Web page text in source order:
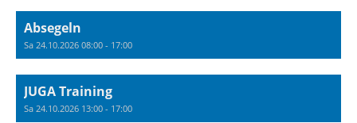
Absegeln
Sa 24.10.2026 08:00 - 17:00
JUGA Training
Sa 24.10.2026 13:00 - 17:00